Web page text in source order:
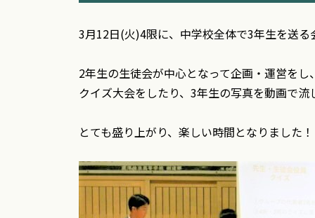
3月12日(火)4限に、中学校全体で3年生を送る
2年生の生徒会が中心となって企画・運営をし
クイズ大会をしたり、3年生の写真を動画で
とても盛り上がり、楽しい時間となりました！